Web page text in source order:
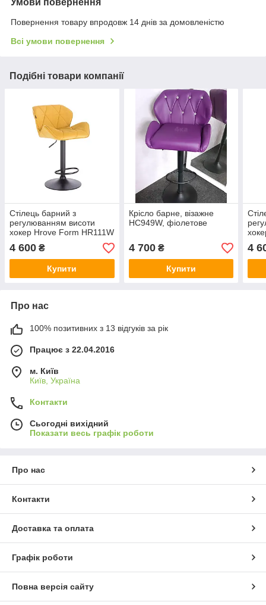
Повернення товару впродовж 14 днів за домовленістю
Всі умови повернення
Подібні товари компанії
Стілець барний з
регулюванням висоти
хокер Hrove Form HR111W
жовтий велюр чорна
основа
4 600 ₴
Купити
Крісло барне, візажне
НС949W, фіолетове
4 700₴
Купити
4
Про нас
100% позитивних з 13 відгуків за рік
Працює з 22.04.2016
м. Київ
Київ, Україна
Контакти
Сьогодні вихідний
Показати весь графік роботи
Про нас
Контакти
Доставка та оплата
Графік роботи
Повна версія сайту